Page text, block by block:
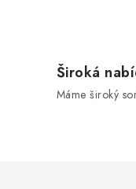
Široká
Máme široký